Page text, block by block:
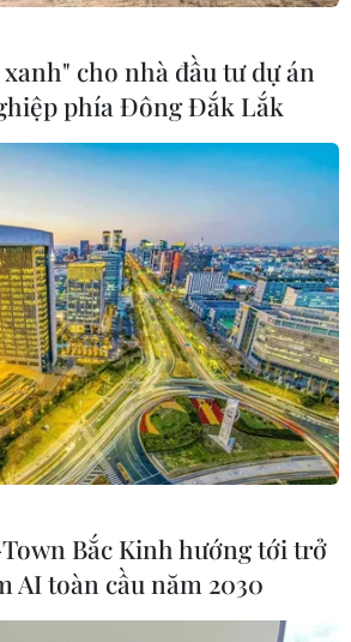
nguy hiểm trên đất liền
7, mưa và dông bao trùm các khu
xảy ra lốc, sét, mưa đá và gió
Biển Đông có gió Tây Nam đến
cấp 8; biển động.
cho nhà đầu tư dự án
phía Đông Đắk Lắk
Bắc Kinh hướng tới trở
AI toàn cầu năm 2030